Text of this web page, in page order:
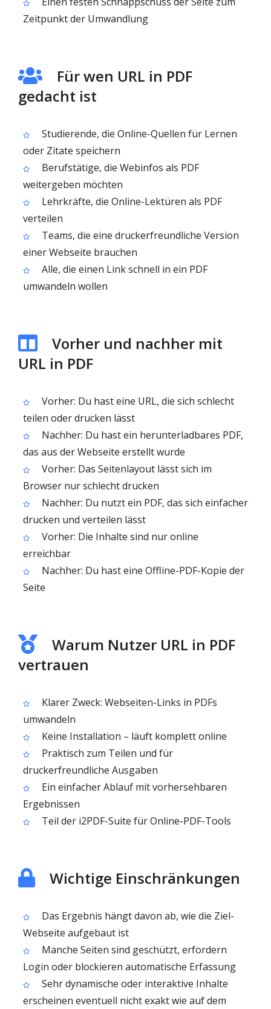
Zeitpunkt der Umwandlung
Für wen URL in PDF
gedacht ist
Studierende, die Online-Quellen für Lernen
oder Zitate speichern
Berufstätige, die Webinfos als PDF
weitergeben möchten
Lehrkräfte, die Online-Lektüren als PDF
verteilen
Teams, die eine druckerfreundliche Version
einer Webseite brauchen
Alle, die einen Link schnell in ein PDF
umwandeln wollen
Vorher und nachher mit
URL in PDF
Vorher: Du hast eine URL, die sich schlecht
teilen oder drucken lässt
Nachher: Du hast ein herunterladbares PDF,
das aus der Webseite erstellt wurde
Vorher: Das Seitenlayout lässt sich im
Browser nur schlecht drucken
Nachher: Du nutzt ein PDF, das sich einfacher
drucken und verteilen lässt
Vorher: Die Inhalte sind nur online
erreichbar
Nachher: Du hast eine Offline-PDF-Kopie der
Seite
Warum Nutzer URL in PDF
vertrauen
Klarer Zweck: Webseiten-Links in PDFs
umwandeln
Keine Installation – läuft komplett online
Praktisch zum Teilen und für
druckerfreundliche Ausgaben
Ein einfacher Ablauf mit vorhersehbaren
Ergebnissen
Teil der i2PDF-Suite für Online-PDF-Tools
Wichtige Einschränkungen
Das Ergebnis hängt davon ab, wie die Ziel-
Webseite aufgebaut ist
Manche Seiten sind geschützt, erfordern
Login oder blockieren automatische Erfassung
Sehr dynamische oder interaktive Inhalte
erscheinen eventuell nicht exakt wie auf dem